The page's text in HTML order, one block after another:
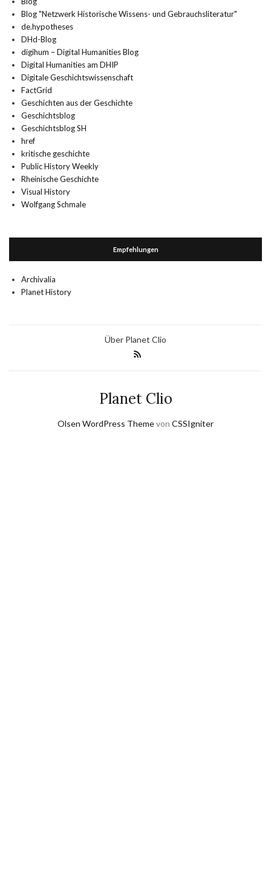
Blog "Netzwerk Historische Wissens- und Gebrauchsliteratur"
de.hypotheses
DHd-Blog
digihum – Digital Humanities Blog
Digital Humanities am DHIP
Digitale Geschichtswissenschaft
FactGrid
Geschichten aus der Geschichte
Geschichtsblog
Geschichtsblog SH
href
kritische geschichte
Public History Weekly
Rheinische Geschichte
Visual History
Wolfgang Schmale
Empfehlungen
Archivalia
Planet History
Über Planet Clio
Planet Clio
Olsen WordPress Themevon CSSIgniter